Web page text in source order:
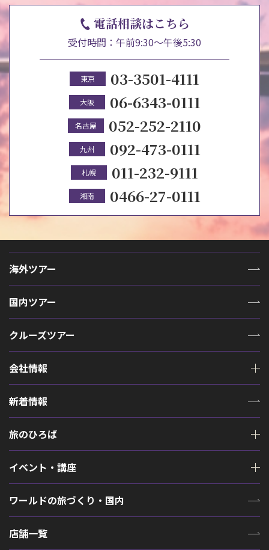
電話相談はこちら
受付時間：午前9:30～午後5:30
東京 03-3501-4111
大阪 06-6343-0111
名古屋 052-252-2110
九州 092-473-0111
札幌 011-232-9111
湘南 0466-27-0111
海外ツアー
国内ツアー
クルーズツアー
会社情報
新着情報
旅のひろば
イベント・講座
ワールドの旅づくり・国内
店舗一覧